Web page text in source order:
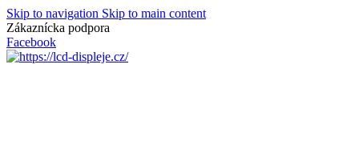
Skip to navigation Skip to main content
Zákaznícka podpora
Facebook